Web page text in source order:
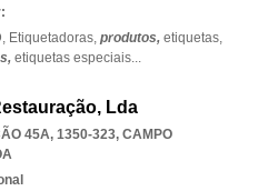
Etiquetadoras, produtos, etiquetas,
etiquetas especiais...
Lda
45A, 1350-323, CAMPO